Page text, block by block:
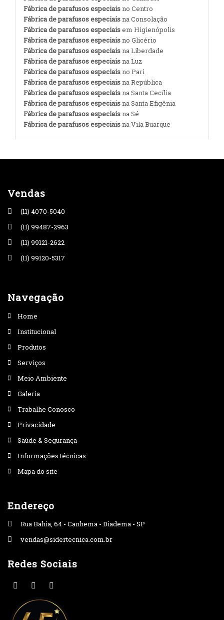
Fábrica de parafusos especiaisno Centro
Fábrica de parafusos especiaisna Consolação
Fábrica de parafusos especiaisem Higienópolis
Fábrica de parafusos especiaisno Glicério
Fábrica de parafusos especiaisna Liberdade
Fábrica de parafusos especiaisna Luz
Fábrica de parafusos especiaisno Pari
Fábrica de parafusos especiaisna República
Fábrica de parafusos especiaisna Santa Cecília
Fábrica de parafusos especiaisna Santa Efigênia
Fábrica de parafusos especiaisna Sé
Fábrica de parafusos especiaisna Vila Buarque
Vendas
(11) 4070-5040
(11) 99487-2963
(11) 99121-2622
(11) 99120-5317
Navegação
Home
Institucional
Produtos
Serviços
Meio Ambiente
Galeria
Trabalhe Conosco
Privacidade
Saúde & Segurança
Informações técnicas
Mapa do site
Endereço
Rua Bahia, 64 - Canhema - Diadema - SP
vendas@sidertecnica.com.br
Redes Sociais